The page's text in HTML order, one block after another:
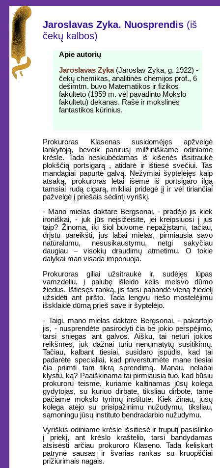
Jaroslavas Zyka. Nuosprendis (iš
čekų kalbos)
Apie autorių
Jaroslavas Zyka(Jaroslav Zyka, g. 1922) -
čekų chemikas, analitinės chemijos prof., 6
dešimtm. buvo Matematikos ir fizikos
fakulteto (1959 m. vėl pavadinto Mokslo
fakultetu) dekanas. Rašė ir mokslinės
fantastikos kūrinius.
Prokuroras Klasenas susidomėjęs apžvelgė
lankytoją, beveik panirusį milžiniškame odiniame
krėsle. Tada neskubėdamas iš kišenės išsitraukė
plokščią portsigarą , atidarė ir ištiesė svečiui. Tas
mandagiai papurtė galvą. Nežymiai šyptelėjęs kaip
atsaką, prokuroras lėtai išėmė iš portsigaro ilgą
tamsiai rudą cigarą, mikliai pridegė jį ir vėl tiriančiai
pažvelgė į priešais sėdintį vyriškį.
- Mano mielas daktare Bergsonai, - pradėjo jis kiek
ironiškai, - juk jūs neįsižeisite, jei kreipsiuosi į jus
taip? Žinoma, iki šiol buvome nepažįstami, tačiau,
drįstu pareikšti, jūs labai mielas, pirmiausia savo
natūralumu, nesusikaustymu, netgi sakyčiau
daugiau – visokių draudimų atmetimu. O tokie
dalykai man visada imponuoja.
Prokuroras giliai užsitraukė ir, sudėjęs lūpas
vamzdeliu, į palubę išleido kelis melsvo dūmo
žiedus. Ištiesęs ranką, jis tarsi pabandė vieną žiedelį
užsidėti ant piršto. Tada lengvu riešo mostelėjimu
išsklaidė dūmą prieš save ir šyptelėjo.
- Taigi, mano mielas daktare Bergsonai, - pakartojo
jis, - nusprendėte pasirodyti čia be jokio perspėjimo,
tarsi sniegas ant galvos. Aišku, tai neturi jokios
reikšmės, juk dažnai turiu nenumatytų susitikimų.
Tačiau, kalbant tiesiai, susidaro įspūdis, kad tai
padarėte specialiai, kad priverstumėte mane tiesiai
čia priimti tam tikrą sprendimą. Manau, nelabai
klystu, ką? Paaiškinama tai pirmiausia tuo, kad būsiu
prokuroru teisme, kuriame kaltinamas jūsų kolega
gydytojas, su kuriuo dirbate, tiksliau dirbote, tame
pačiame mokslo tyrimų institute. Kiek žinau, jūsų
kolega atėjo su prisipažinimu nužudymu, tiksliau,
sąmoningu jūsų instituto bendradarbio nužudymu.
Vyriškis odiniame krėsle išsitiesė ir truputį pasislinko
į priekį, ant krėslo kraštelio, tarsi bandydamas
atsisėsti arčiau prokuroro Klaseno. Tada keliskart
patrynė sausas ir švarias rankas su kruopščiai
prižiūrimais nagais.